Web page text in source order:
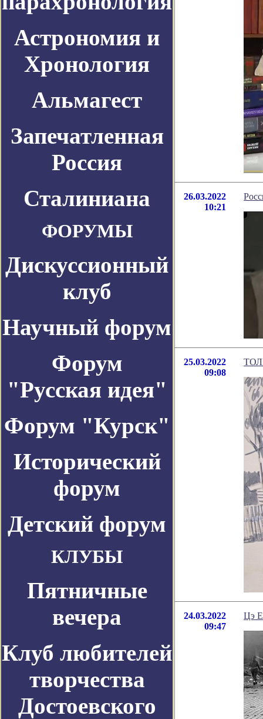
Астрономия и
Хронология
Альмагест
Запечатленная
Россия
Сталиниана
ФОРУМЫ
Дискуссионный
клуб
Научный форум
Форум
"Русская идея"
Форум "Курск"
Исторический
форум
Детский форум
КЛУБЫ
Пятничные
вечера
Клуб любителей
творчества
Достоевского
26.03.2022
10:21
25.03.2022
09:08
24.03.2022
09:47
Цэ